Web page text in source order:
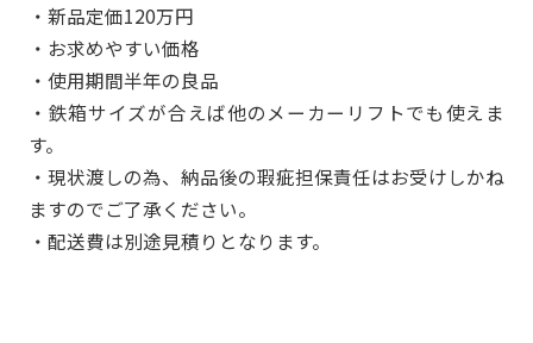
・新品定価120万円
・お求めやすい価格
・使用期間半年の良品
・鉄箱サイズが合えば他のメーカーリフトでも使えま
す。
・現状渡しの為、納品後の瑕疵担保責任はお受けしかね
ますのでご了承ください。
・配送費は別途見積りとなります。